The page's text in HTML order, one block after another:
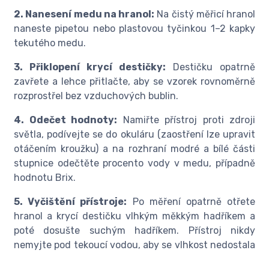
2. Nanesení medu na hranol: Na čistý měřicí hranol
naneste pipetou nebo plastovou tyčinkou 1–2 kapky
tekutého medu.
3. Přiklopení krycí destičky: Destičku opatrně
zavřete a lehce přitlačte, aby se vzorek rovnoměrně
rozprostřel bez vzduchových bublin.
4. Odečet hodnoty: Namiřte přístroj proti zdroji
světla, podívejte se do okuláru (zaostření lze upravit
otáčením kroužku) a na rozhraní modré a bílé části
stupnice odečtěte procento vody v medu, případně
hodnotu Brix.
5. Vyčištění přístroje: Po měření opatrně otřete
hranol a krycí destičku vlhkým měkkým hadříkem a
poté dosušte suchým hadříkem. Přístroj nikdy
nemyjte pod tekoucí vodou, aby se vlhkost nedostala